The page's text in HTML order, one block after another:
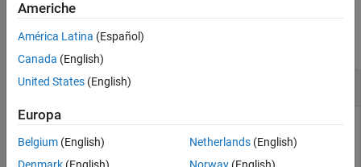
Examples
Version History
See Also
Examples
collapse all
Insert Line Break
Insert a line break by usingModelAdvisor.LineBreak.
Create a paragraph and add a line break between two lines of
Americhe
América Latina (Español)
Canada (English)
United States (English)
Europa
Belgium (English)
Netherlands(English)